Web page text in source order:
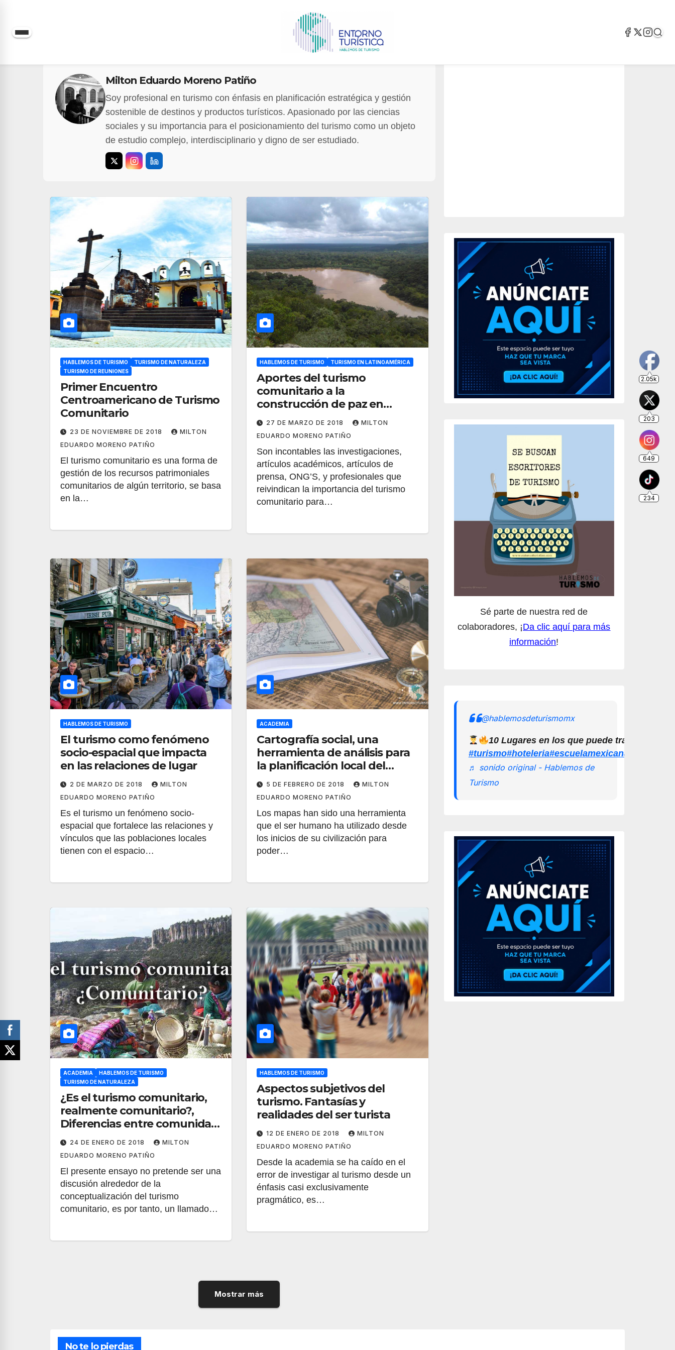
Saltar
Milton Eduardo Moreno Patiño
Soy profesional en turismo con énfasis en planificación estratégica y gestión
sostenible de destinos y productos turísticos. Apasionado por las ciencias
sociales y su importancia para el posicionamiento del turismo como un objeto
de estudio complejo, interdisciplinario y digno de ser estudiado.
HABLEMOS DE TURISMO
TURISMO DE NATURALEZA
TURISMO DE REUNIONES
Primer Encuentro
Centroamericano de Turismo
Comunitario
23 DE NOVIEMBRE DE 2018
MILTON
EDUARDO MORENO PATIÑO
El turismo comunitario es una forma de
gestión de los recursos patrimoniales
comunitarios de algún territorio, se basa
en la…
HABLEMOS DE TURISMO TURISMO EN LATINOAMÉRICA
Aportes del turismo
comunitario a la
construcción de paz en
contextos de posconflicto
27 DE MARZO DE 2018
MILTON
EDUARDO MORENO PATIÑO
Son incontables las investigaciones,
artículos académicos, artículos de
prensa, ONG’S, y profesionales que
reivindican la importancia del turismo
comunitario para…
HABLEMOS DE TURISMO
El turismo como fenómeno
socio-espacial que impacta
en las relaciones de lugar
2 DE MARZO DE 2018
MILTON
EDUARDO MORENO PATIÑO
Es el turismo un fenómeno socio-
espacial que fortalece las relaciones y
vínculos que las poblaciones locales
tienen con el espacio…
ACADEMIA
Cartografía social, una
herramienta de análisis para
la planificación local del
turismo
5 DE FEBRERO DE 2018
MILTON
EDUARDO MORENO PATIÑO
Los mapas han sido una herramienta
que el ser humano ha utilizado desde
los inicios de su civilización para
poder…
ACADEMIA
HABLEMOS DE TURISMO
TURISMO DE NATURALEZA
¿Es el turismo comunitario,
realmente comunitario?,
Diferencias entre comunidad
y sociedad
24 DE ENERO DE 2018
MILTON
EDUARDO MORENO PATIÑO
El presente ensayo no pretende ser una
discusión alrededor de la
conceptualización del turismo
comunitario, es por tanto, un llamado…
HABLEMOS DE TURISMO
Aspectos subjetivos del
turismo. Fantasías y
realidades del ser turista
12 DE ENERO DE 2018
MILTON
EDUARDO MORENO PATIÑO
Desde la academia se ha caído en el
error de investigar al turismo desde un
énfasis casi exclusivamente
pragmático, es…
Mostrar más
Sé parte de nuestra red de
colaboradores, ¡Da clic aquí para más
información!
@hablemosdeturismomx
10 Lugares en los que puede trabajar un
#turismo#hoteleria#escuelamexicanadeturismo
♬ sonido original - Hablemos de
Turismo
No te lo pierdas
203
649
234